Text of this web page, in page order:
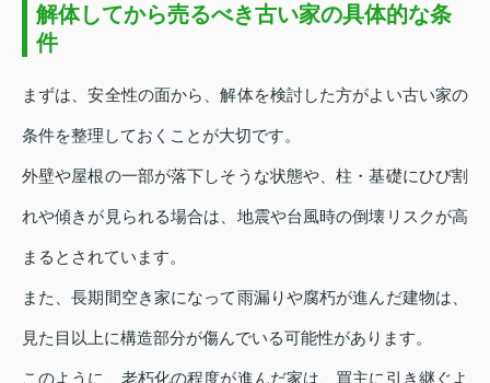
解体してから売るべき古い家の具体的な条
件
まずは、安全性の面から、解体を検討した方がよい古い家の
条件を整理しておくことが大切です。
外壁や屋根の一部が落下しそうな状態や、柱・基礎にひび割
れや傾きが見られる場合は、地震や台風時の倒壊リスクが高
まるとされています。
また、長期間空き家になって雨漏りや腐朽が進んだ建物は、
見た目以上に構造部分が傷んでいる可能性があります。
このように、老朽化の程度が進んだ家は、買主に引き継ぐよ